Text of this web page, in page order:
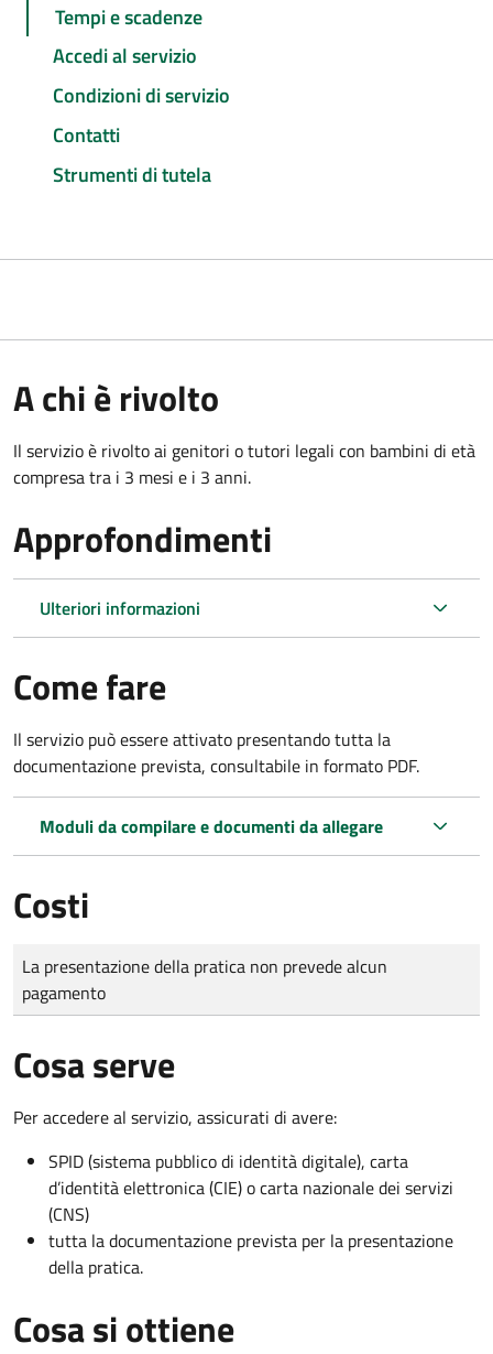
Tempi e scadenze
Accedi al servizio
Condizioni di servizio
Contatti
Strumenti di tutela
A chi è rivolto
Il servizio è rivolto ai genitori o tutori legali con bambini di età
compresa tra i 3 mesi e i 3 anni.
Approfondimenti
Ulteriori informazioni
Come fare
Il servizio può essere attivato presentando tutta la
documentazione prevista, consultabile in formato PDF.
Moduli da compilare e documenti da allegare
Costi
Tipo di pagamento
Importo
La presentazione della pratica non prevede alcun
pagamento
Cosa serve
Per accedere al servizio, assicurati di avere:
SPID (sistema pubblico di identità digitale), carta
d’identità elettronica (CIE) o carta nazionale dei servizi
(CNS)
tutta la documentazione prevista per la presentazione
della pratica.
Cosa si ottiene